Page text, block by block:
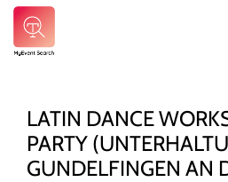
Skip
LATIN DANCE
PARTY
GUNDELFINGEN AN